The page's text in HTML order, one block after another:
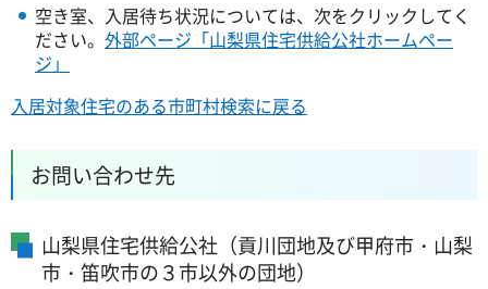
空き室、入居待ち状況については、次をクリックしてく
ださい。 外部ページ「山梨県住宅供給公社ホームペー
ジ」
入居対象住宅のある市町村検索に戻る
お問い合わせ先
山梨県住宅供給公社（貢川団地及び甲府市・山梨
市・笛吹市の３市以外の団地）